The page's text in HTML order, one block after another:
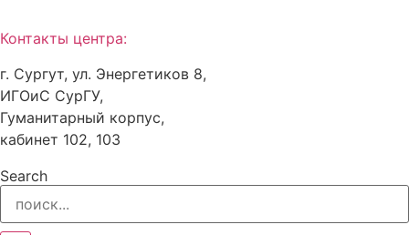
Контакты центра:
г. Сургут, ул. Энергетиков 8,
ИГОиС СурГУ,
Гуманитарный корпус,
кабинет 102, 103
Search